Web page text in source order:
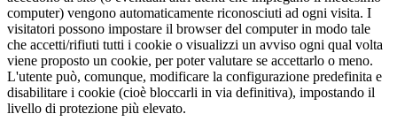
computer) vengono automaticamente riconosciuti ad ogni visita. I
visitatori possono impostare il browser del computer in modo tale
che accetti/rifiuti tutti i cookie o visualizzi un avviso ogni qual volta
viene proposto un cookie, per poter valutare se accettarlo o meno.
L'utente può, comunque, modificare la configurazione predefinita e
disabilitare i cookie (cioè bloccarli in via definitiva), impostando il
livello di protezione più elevato.